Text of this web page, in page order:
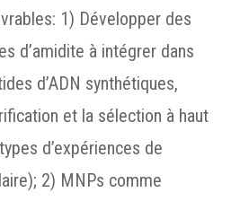
1) Développer des
d’amidite à intégrer dans
d’ADN synthétiques,
et la sélection à haut
d’expériences de
2) MNPs comme